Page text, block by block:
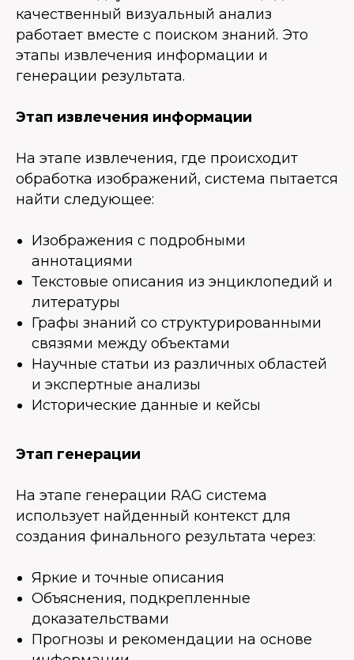
качественный визуальный анализ
работает вместе с поиском знаний. Это
этапы извлечения информации и
генерации результата.
Этап извлечения информации
На этапе извлечения, где происходит
обработка изображений, система пытается
найти следующее:
Изображения с подробными
аннотациями
Текстовые описания из энциклопедий и
литературы
Графы знаний со структурированными
связями между объектами
Научные статьи из различных областей
и экспертные анализы
Исторические данные и кейсы
Этап генерации
На этапе генерации RAG система
использует найденный контекст для
создания финального результата через:
Яркие и точные описания
Объяснения, подкрепленные
доказательствами
Прогнозы и рекомендации на основе